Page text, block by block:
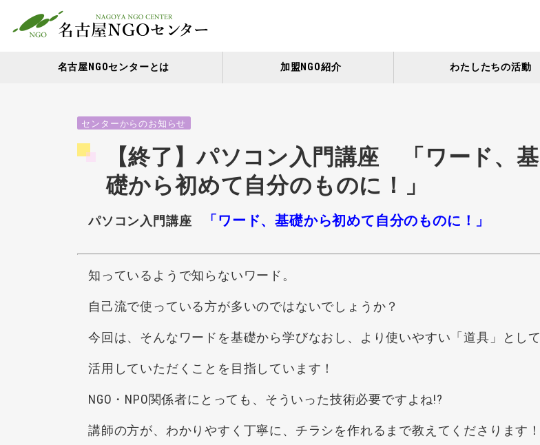
名古屋NGOセンターとは 加盟NGO紹介 わたしたちの活動
センターからのお知らせ
【終了】パソコン入門講座 「ワード、基
礎から初めて自分のものに！」
パソコン入門講座 「ワード、基礎から初めて自分のものに！」
知っているようで知らないワード。
自己流で使っている方が多いのではないでしょうか？
今回は、そんなワードを基礎から学びなおし、より使いやすい「道具」として
活用していただくことを目指しています！
NGO・NPO関係者にとっても、そういった技術必要ですよね!?
講師の方が、わかりやすく丁寧に、チラシを作れるまで教えてくださります！